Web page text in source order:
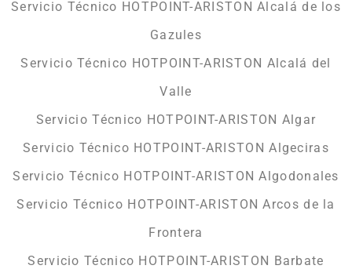
Servicio Técnico HOTPOINT-ARISTON Alcalá de los
Gazules
Servicio Técnico HOTPOINT-ARISTON Alcalá del
Valle
Servicio Técnico HOTPOINT-ARISTON Algar
Servicio Técnico HOTPOINT-ARISTON Algeciras
Servicio Técnico HOTPOINT-ARISTON Algodonales
Servicio Técnico HOTPOINT-ARISTON Arcos de la
Frontera
Servicio Técnico HOTPOINT-ARISTON Barbate